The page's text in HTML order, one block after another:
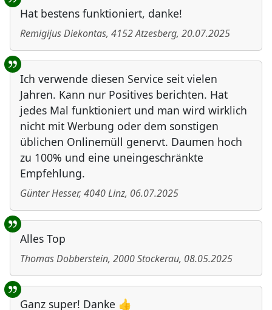
Hat bestens funktioniert, danke!
Remigijus Diekontas, 4152Atzesberg, 20.07.2025
Ich verwende diesen Service seit vielen
Jahren. Kann nur Positives berichten. Hat
jedes Mal funktioniert und man wird wirklich
nicht mit Werbung oder dem sonstigen
üblichen Onlinemüll genervt. Daumen hoch
zu 100% und eine uneingeschränkte
Empfehlung.
Günter Hesser, 4040Linz, 06.07.2025
Alles Top
Thomas Dobberstein, 2000Stockerau, 08.05.2025
Ganz super! Danke 👍